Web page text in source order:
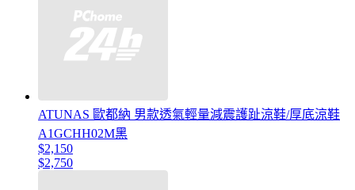
ATUNAS 歐都納 男款透氣輕量減震護趾涼鞋/厚底涼鞋
A1GCHH02M黑
$2,150
$2,750